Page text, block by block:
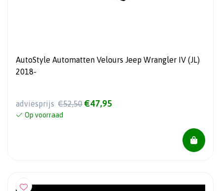
AutoStyle Automatten Velours Jeep Wrangler IV (JL)
2018-
adviesprijs €52,50 €47,95
Op voorraad